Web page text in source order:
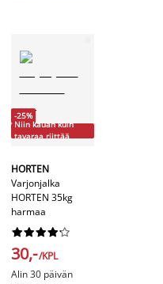
-25%
Niin kauan kuin
tavaraa riittää
HORTEN
Varjonjalka
HORTEN 35kg
harmaa






30,-/KPL
Alin 30 päivän